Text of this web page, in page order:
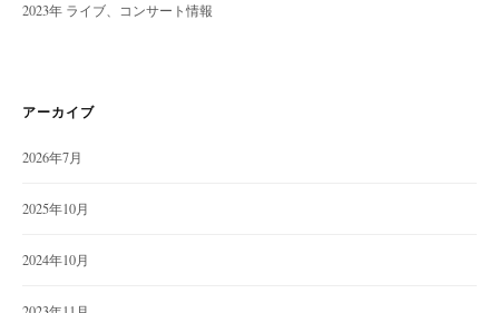
2023年 ライブ、コンサート情報
アーカイブ
2026年7月
2025年10月
2024年10月